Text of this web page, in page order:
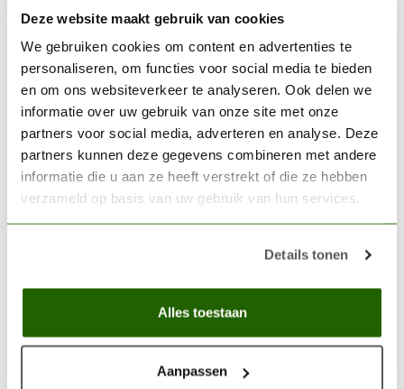
Deze website maakt gebruik van cookies
We gebruiken cookies om content en advertenties te
personaliseren, om functies voor social media te bieden
en om ons websiteverkeer te analyseren. Ook delen we
informatie over uw gebruik van onze site met onze
partners voor social media, adverteren en analyse. Deze
partners kunnen deze gegevens combineren met andere
informatie die u aan ze heeft verstrekt of die ze hebben
verzameld op basis van uw gebruik van hun services.
Details tonen
Alles toestaan
Aanpassen
Vallejo Model Color White
-18ml - 70951
Op voorraad
€2,89
DIRTY DOWN
Dirty Down Moss-effect -
25 ml - ME/25/1
€11,95
18ml potje(0)
Acrylic paint(0) Blauwgroene tint(0)
Blue-green shade(0) Contrast paint